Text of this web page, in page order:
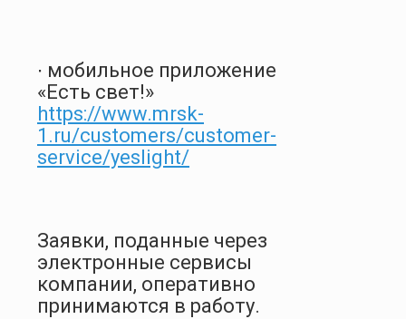
∙ мобильное приложение
«Есть свет!»
https://www.mrsk-
1.ru/customers/customer-
service/yeslight/
Заявки, поданные через
электронные сервисы
компании, оперативно
принимаются в работу.